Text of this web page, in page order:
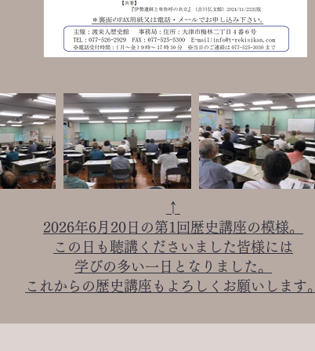
↑
2026年6月20日の第1回歴史講座の模様。
この日も聴講くださいました皆様には
学びの多い一日となりました。
これからの歴史講座もよろしくお願いします。